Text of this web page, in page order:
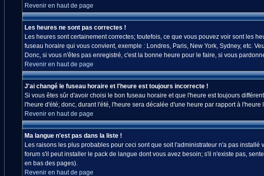
Revenir en haut de page
Les heures ne sont pas correctes !
Les heures sont certainement correctes; toutefois, ce que vous pouvez voir sont les
fuseau horaire qui vous convient, exemple : Londres, Paris, New York, Sydney, etc.
Donc, si vous n'êtes pas enregistré, c'est la bonne heure pour le faire, si vous
Revenir en haut de page
J'ai changé le fuseau horaire et l'heure est toujours incorrecte !
Si vous êtes sûr d'avoir choisi le bon fuseau horaire et que l'heure est toujours
l'heure d'été; donc, durant l'été, l'heure sera décalée d'une heure par rapport à l'heure
Revenir en haut de page
Ma langue n'est pas dans la liste !
Les raisons les plus probables pour ceci sont que soit l'administrateur n'a pas
forum s'il peut installer le pack de langue dont vous avez besoin; s'il n'existe pas,
en bas des pages).
Revenir en haut de page